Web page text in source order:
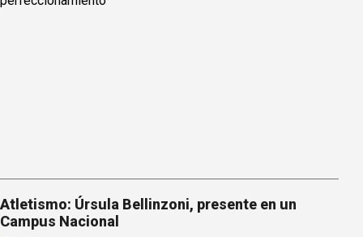
Atletismo: Úrsula Bellinzoni, presente en un
Campus Nacional